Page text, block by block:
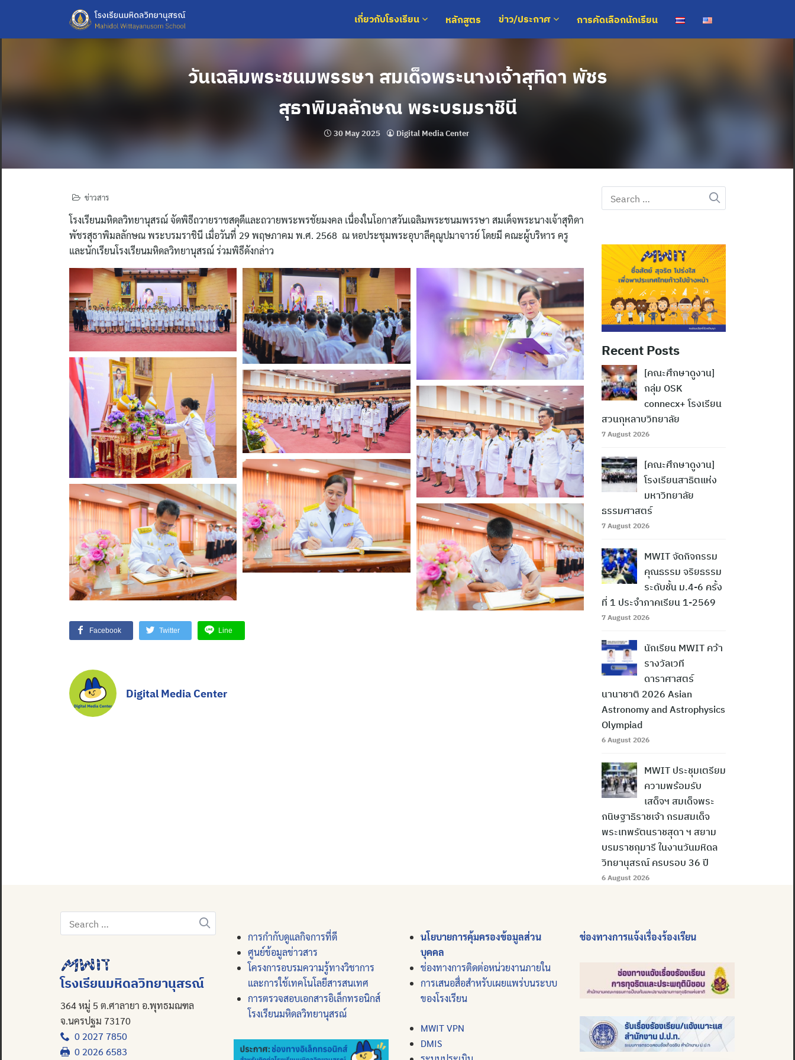
content
เกี่ยวกับโรงเรียน หลักสูตร ข่าว/ประกาศ การคัดเลือกนักเรียน
วันเฉลิมพระชนมพรรษา สมเด็จพระนางเจ้าสุทิดา พัชร
สุธาพิมลลักษณ พระบรมราชินี
30 May 2025 Digital Media Center
ข่าวสาร
โรงเรียนมหิดลวิทยานุสรณ์ จัดพิธีถวายราชสดุดีและถวายพระพรชัยมงคล เนื่องในโอกาสวันเฉลิมพระชนมพรรษา สมเด็จพระนางเจ้าสุทิดา
พัชรสุธาพิมลลักษณ พระบรมราชินี เมื่อวันที่ 29 พฤษภาคม พ.ศ. 2568 ณ หอประชุมพระอุบาลีคุณูปมาจารย์ โดยมี คณะผู้บริหาร ครู
และนักเรียนโรงเรียนมหิดลวิทยานุสรณ์ ร่วมพิธีดังกล่าว
Facebook Twitter Line
Digital Media Center
Search
for:
Recent Posts
[คณะศึกษาดูงาน]
กลุ่ม OSK
connecx+ โรงเรียน
สวนกุหลาบวิทยาลัย
7 August 2026
[คณะศึกษาดูงาน]
โรงเรียนสาธิตแห่ง
มหาวิทยาลัย
ธรรมศาสตร์
7 August 2026
MWIT จัดกิจกรรม
คุณธรรม จริยธรรม
ระดับชั้น ม.4-6 ครั้ง
ที่ 1 ประจำภาคเรียน 1-2569
7 August 2026
นักเรียน MWIT คว้า
รางวัลเวที
ดาราศาสตร์
นานาชาติ 2026 Asian
Astronomy and Astrophysics
Olympiad
6 August 2026
MWIT ประชุมเตรียม
ความพร้อมรับ
เสด็จฯ สมเด็จพระ
กนิษฐาธิราชเจ้า กรมสมเด็จ
พระเทพรัตนราชสุดา ฯ สยาม
บรมราชกุมารี ในงานวันมหิดล
วิทยานุสรณ์ ครบรอบ 36 ปี
6 August 2026
Search
for:
โรงเรียนมหิดลวิทยานุสรณ์
364 หมู่ 5 ต.ศาลายา อ.พุทธมณฑล
จ.นครปฐม 73170
0 2027 7850
0 2026 6583
การกำกับดูแลกิจการที่ดี
ศูนย์ข้อมูลข่าวสาร
โครงการอบรมความรู้ทางวิชาการ
และการใช้เทคโนโลยีสารสนเทศ
การตรวจสอบเอกสารอิเล็กทรอนิกส์
โรงเรียนมหิดลวิทยานุสรณ์
นโยบายการคุ้มครองข้อมูลส่วน
บุคคล
ช่องทางการติดต่อหน่วยงานภายใน
การเสนอสื่อสำหรับเผยแพร่บนระบบ
ของโรงเรียน
MWIT VPN
DMIS
ช่องทางการแจ้งเรื่องร้องเรียน